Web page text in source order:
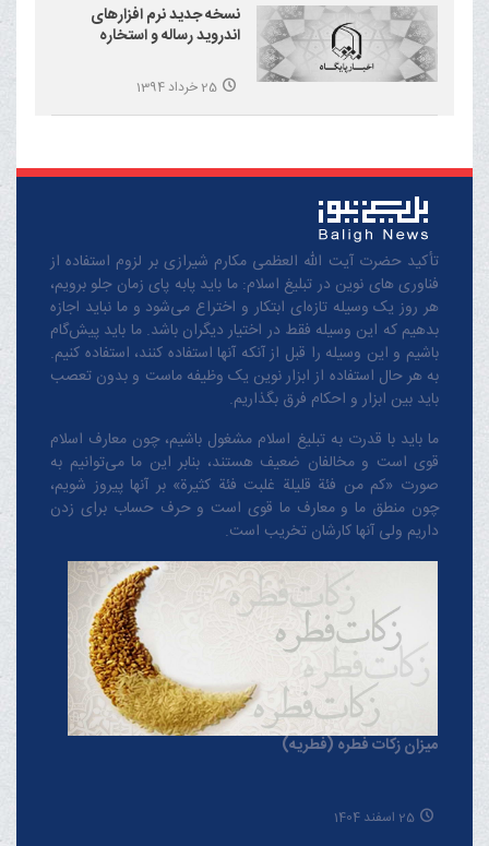
نسخه جدید نرم افزارهای
اندروید رساله و استخاره
25 خرداد 1394
تأکید حضرت آیت الله العظمی مکارم شیرازی بر لزوم استفاده از
فناوری های نوین در تبلیغ اسلام: ما باید پابه پای زمان جلو برویم،
هر روز یک وسیله تازه‌ای ابتکار و اختراع می‌شود و ما نباید اجازه
بدهیم که این وسیله فقط در اختیار دیگران باشد. ما باید پیش‌گام
باشیم و این وسیله را قبل از آنکه آنها استفاده کنند، استفاده کنیم.
به هر حال استفاده از ابزار نوین یک وظیفه ماست و بدون تعصب
باید بین ابزار و احکام فرق بگذاریم.
ما باید با قدرت به تبلیغ اسلام مشغول باشیم، چون معارف اسلام
قوی است و مخالفان ضعیف هستند، بنابر این ما می‌توانیم به
صورت «کم من فئة قلیلة غلبت فئة کثیرة» بر آنها پیروز شویم،
چون منطق‌ ما و معارف ‌ما قوی است و حرف حساب برای زدن
داریم ولی آنها کارشان تخریب است.
میزان زکات فطره (فطریه)
25 اسفند 1404